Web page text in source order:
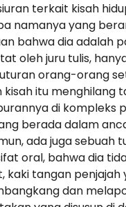
terkait kisah
namanya yang
bahwa dia adalah
oleh juru tulis,
orang-orang
kisah itu menghilang
di kompleks
berada dalam
ada juga sebuah
oral, bahwa dia
kaki tangan penjajah
dan